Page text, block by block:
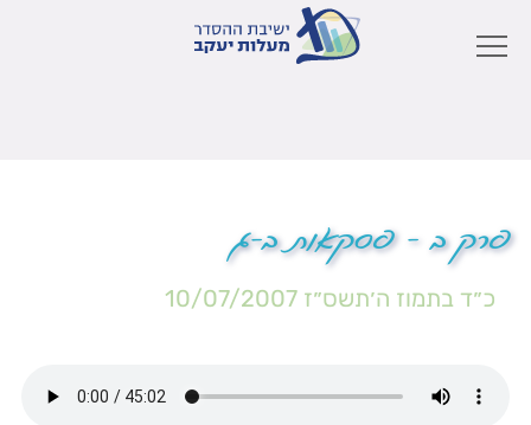
פרק ב – פסקאות ב-ג
כ״ד בתמוז ה׳תשס״ז 10/07/2007